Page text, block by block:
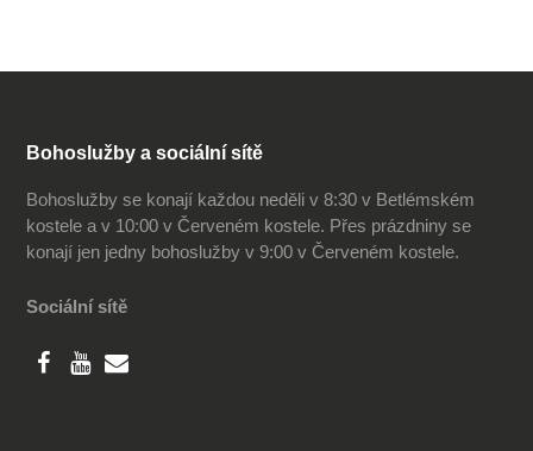
Bohoslužby a sociální sítě
Bohoslužby se konají každou neděli v 8:30 v Betlémském
kostele a v 10:00 v Červeném kostele. Přes prázdniny se
konají jen jedny bohoslužby v 9:00 v Červeném kostele.
Sociální sítě